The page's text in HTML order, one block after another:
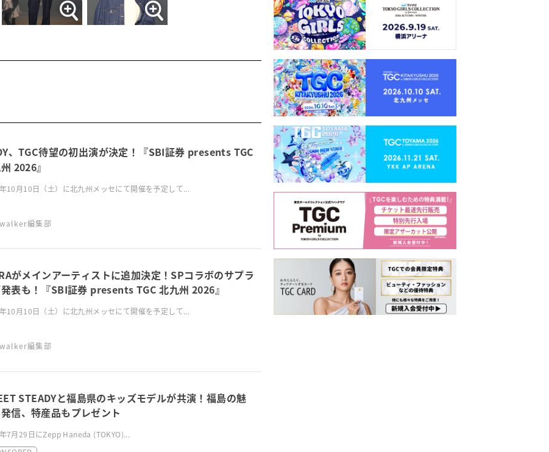
、TGC待望の初出演が決定！『SBI証券 presents TGC
2026』
10月10日（土）に北九州メッセにて開催を予定して...
編集部
がメインアーティストに追加決定！SPコラボのサプラ
表も！『SBI証券 presents TGC 北九州 2026』
10月10日（土）に北九州メッセにて開催を予定して...
編集部
STEADYと福島県のキッズモデルが共演！福島の魅
信、特産品もプレゼント
7月29日にZepp Haneda (TOKYO)...